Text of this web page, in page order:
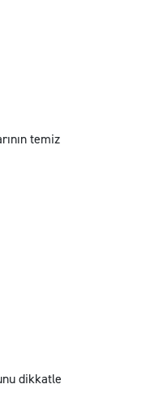
temiz
dikkatle